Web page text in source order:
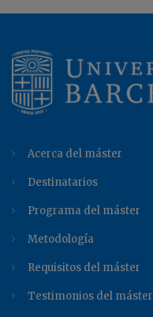
Acerca del máster
Destinatarios
Programa del máster
Metodología
Requisitos del máster
Testimonios del máster